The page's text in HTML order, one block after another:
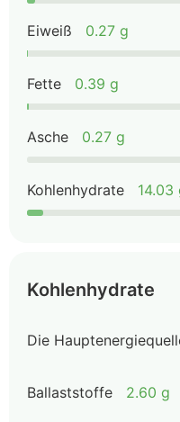
Eiweiß 0.27 g
Fette 0.39 g
Asche 0.27 g
Kohlenhydrate 14.03
Kohlenhydrate
Die
Ballaststoffe 2.60 g